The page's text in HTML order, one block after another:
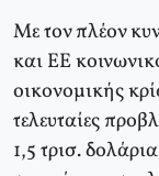
Με τον πλέον
και ΕΕ
οικονομικής
τελευταίες
1,5 τρισ.